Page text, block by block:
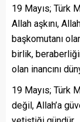
19 Mayıs; Türk
Allah aşkını,
başkomutanı
birlik,
olan inancını
19 Mayıs; Türk
değil, Allah’a